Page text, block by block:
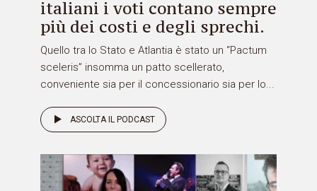
italiani i voti contano sempre
più dei costi e degli sprechi.
Quello tra lo Stato e Atlantia è stato un “Pactum
sceleris” insomma un patto scellerato,
conveniente sia per il concessionario sia per lo...
ASCOLTA IL PODCAST